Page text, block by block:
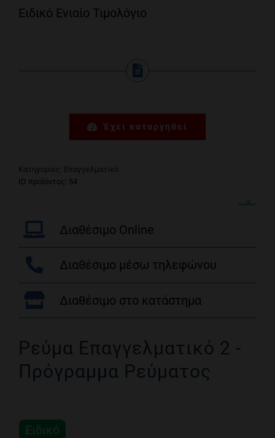
Ειδικό Ενιαίο Τιμολόγιο
Έχει καταργηθεί
Κατηγορίες: Επαγγελματικό
ΙD προϊόντος: 54
Διαθέσιμο Online
Διαθέσιμο μέσω τηλεφώνου
Διαθέσιμο στο κατάστημα
Ρεύμα Επαγγελματικό 2 -
Πρόγραμμα Ρεύματος
Ειδικό